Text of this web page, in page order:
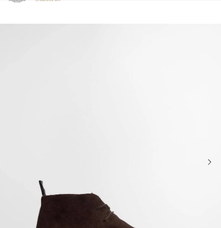
Clicca per visualizzare la nostra Dichiarazione di Accessibilità